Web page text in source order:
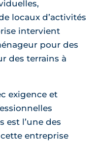
locaux d’activités
intervient
pour des
des terrains à
exigence et
est l’une des
entreprise